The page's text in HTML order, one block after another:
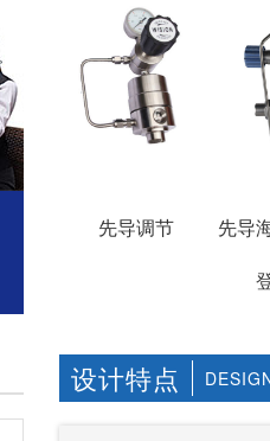
先导调节
先导
设计特点